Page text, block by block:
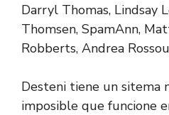
Darryl Thomas, Lindsay
Thomsen, SpamAnn,
Robberts, Andrea
Desteni tiene un sitema
imposible que funcione